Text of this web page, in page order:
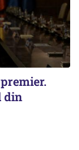
din